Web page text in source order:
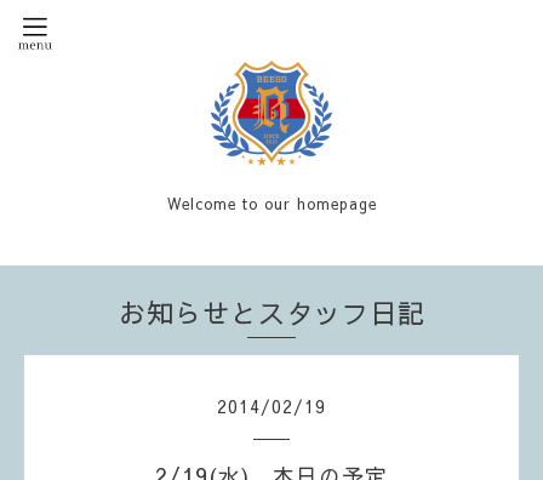
Welcome to our homepage
お知らせとスタッフ日記
2014/02/19